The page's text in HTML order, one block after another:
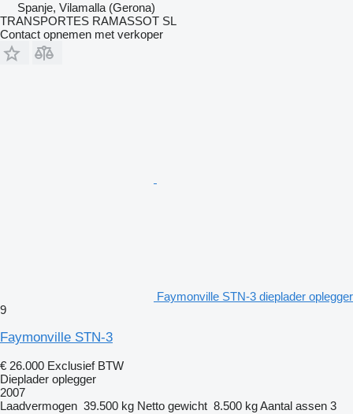
Spanje, Vilamalla (Gerona)
TRANSPORTES RAMASSOT SL
Contact opnemen met verkoper
Faymonville STN-3 dieplader oplegger
9
Faymonville STN-3
€ 26.000 Exclusief BTW
Dieplader oplegger
2007
Laadvermogen 39.500 kg Netto gewicht 8.500 kgAantal assen 3